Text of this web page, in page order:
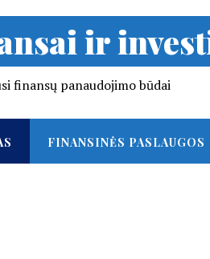
ir
finansų panaudojimo būdai
FINANSINĖS PASLAUGOS